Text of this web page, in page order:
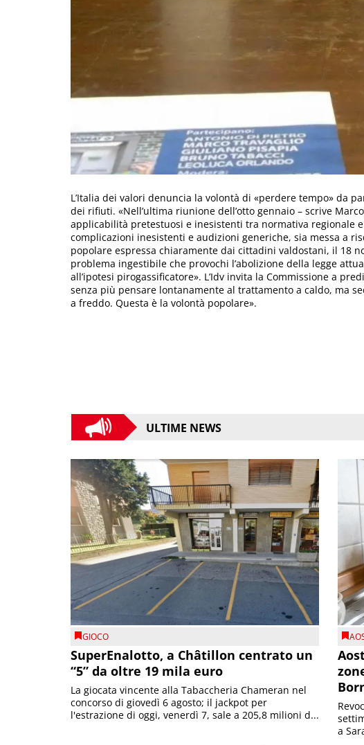
L’Italia dei valori denuncia la volontà di «perdere tempo» da
dei rifiuti. «Nell’ultima riunione dell’otto gennaio – scrive
applicabilità pretestuosi e inesistenti tra normativa regionale
complicazioni inesistenti e audizioni generiche, sia messa a
popolare espressa chiaramente dai cittadini valdostani, il 18
problema ingestibile che provochi l’abolizione della legge
all’ipotesi pirogassificatore». L’Idv invita la Commissione a
senza più pensare lontanamente al trattamento a caldo, ma
a freddo. Questa è la volontà popolare».
ULTIME NEWS
GIOCO
SuperEnalotto, a Châtillon centrato un
“5” da oltre 19 mila euro
La giocata vincente alla Tabaccheria Chameran nel
concorso di giovedì 6 agosto; il jackpot per
l'estrazione di oggi, venerdì 7, sale a 205,8 milioni d...
a